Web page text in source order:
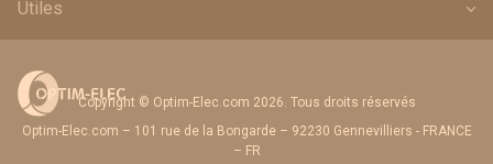
Utiles
Copyright © Optim-Elec.com 2026. Tous droits réservés
Optim-Elec.com – 101 rue de la Bongarde – 92230 Gennevilliers - FRANCE
– FR